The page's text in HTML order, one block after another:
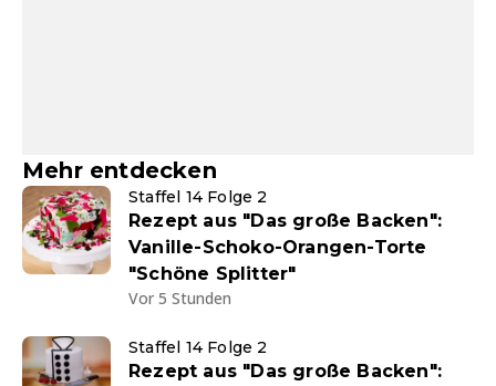
Mehr entdecken
Staffel 14 Folge 2
Rezept aus "Das große Backen":
Vanille-Schoko-Orangen-Torte
"Schöne Splitter"
Vor 5 Stunden
Staffel 14 Folge 2
Rezept aus "Das große Backen":